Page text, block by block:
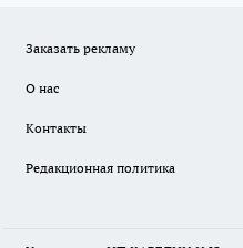
Заказать рекламу
О нас
Контакты
Редакционная политика